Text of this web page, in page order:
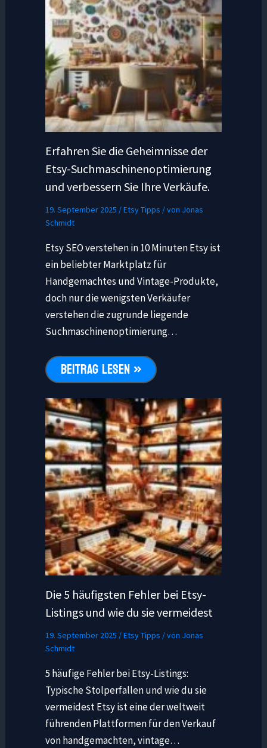
Erfahren Sie die Geheimnisse der
Etsy-Suchmaschinenoptimierung
und verbessern Sie Ihre Verkäufe.
19. September 2025 /Etsy Tipps / von Jonas
Schmidt
Etsy SEO verstehen in 10 Minuten Etsy ist
ein beliebter Marktplatz für
Handgemachtes und Vintage-Produkte,
doch nur die wenigsten Verkäufer
verstehen die zugrunde liegende
Suchmaschinenoptimierung…
BEITRAG LESEN »
Die 5 häufigsten Fehler bei Etsy-
Listings und wie du sie vermeidest
19. September 2025 /Etsy Tipps / von Jonas
Schmidt
5 häufige Fehler bei Etsy-Listings:
Typische Stolperfallen und wie du sie
vermeidest Etsy ist eine der weltweit
führenden Plattformen für den Verkauf
von handgemachten, vintage…